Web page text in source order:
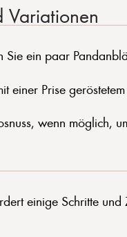
Variationen
Sie ein paar
einer Prise
wenn möglich,
einige Schritte